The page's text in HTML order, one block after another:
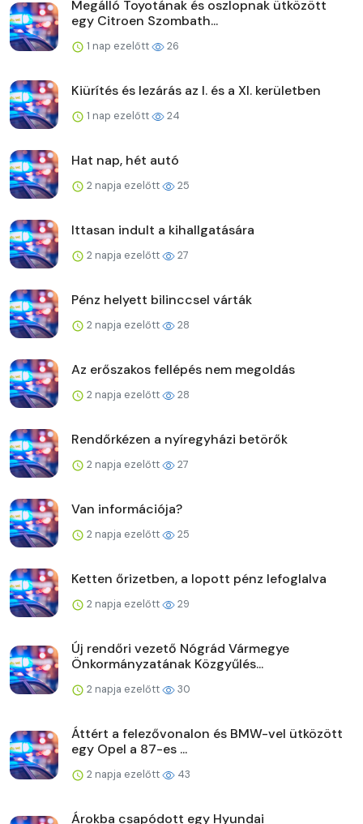
Megálló Toyotának és oszlopnak ütközött
egy Citroen Szombath...
1 nap ezelőtt 26
Kiürítés és lezárás az I. és a XI. kerületben
1 nap ezelőtt 24
Hat nap, hét autó
2 napja ezelőtt 25
Ittasan indult a kihallgatására
2 napja ezelőtt 27
Pénz helyett bilinccsel várták
2 napja ezelőtt 28
Az erőszakos fellépés nem megoldás
2 napja ezelőtt 28
Rendőrkézen a nyíregyházi betörők
2 napja ezelőtt 27
Van információja?
2 napja ezelőtt 25
Ketten őrizetben, a lopott pénz lefoglalva
2 napja ezelőtt 29
Új rendőri vezető Nógrád Vármegye
Önkormányzatának Közgyűlés...
2 napja ezelőtt 30
Áttért a felezővonalon és BMW-vel ütközött
egy Opel a 87-es ...
2 napja ezelőtt 43
Árokba csapódott egy Hyundai